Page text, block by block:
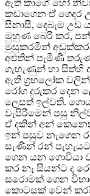
ඇති කාගේ හෝ
කඩාගෙන ඒ ගෙදර
සිනාසී, දෙබැම උඩ
මුහුණ බෙරි කර,
මුසුකරමින්
අළුතින් පැමිණි
ගැහැණුන් හා
ඇති ග්‍රහලෝක වලින්
රෝග දුරුකර දෙන
ලෙසත් ඉල්වති.
වැපිරීමෙන් පසු
ඒ දකින් අන්
ඉන් පසුව නැගෙන
සැණින් රන්
ගෙන යන ගොවියා
කර නෑ සියන්ට ද
සරොමක් ගෙන
කොටසක් වෙන්